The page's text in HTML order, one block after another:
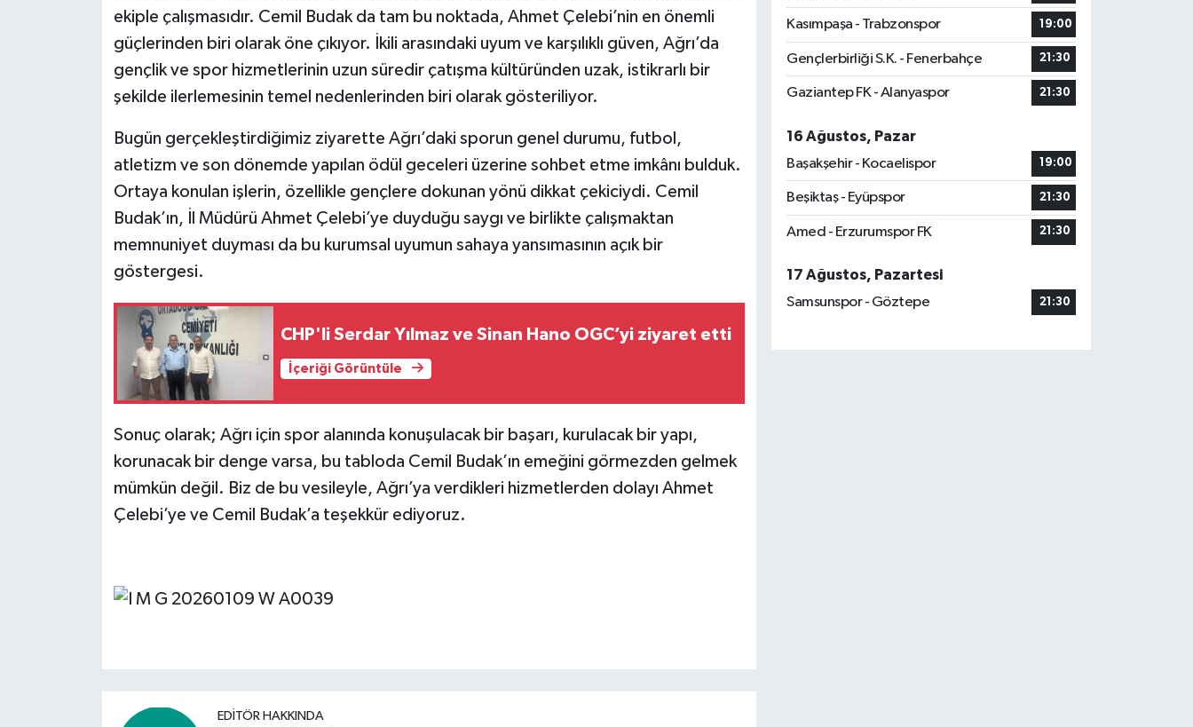
ekiple çalışmasıdır. Cemil Budak da tam bu noktada, Ahmet Çelebi’nin en önemli
güçlerinden biri olarak öne çıkıyor. İkili arasındaki uyum ve karşılıklı güven, Ağrı’da
gençlik ve spor hizmetlerinin uzun süredir çatışma kültüründen uzak, istikrarlı bir
şekilde ilerlemesinin temel nedenlerinden biri olarak gösteriliyor.
Bugün gerçekleştirdiğimiz ziyarette Ağrı’daki sporun genel durumu, futbol,
atletizm ve son dönemde yapılan ödül geceleri üzerine sohbet etme imkânı bulduk.
Ortaya konulan işlerin, özellikle gençlere dokunan yönü dikkat çekiciydi. Cemil
Budak’ın, İl Müdürü Ahmet Çelebi’ye duyduğu saygı ve birlikte çalışmaktan
memnuniyet duyması da bu kurumsal uyumun sahaya yansımasının açık bir
göstergesi.
CHP'li Serdar Yılmaz ve Sinan Hano OGC’yi ziyaret etti
İçeriği Görüntüle
Sonuç olarak; Ağrı için spor alanında konuşulacak bir başarı, kurulacak bir yapı,
korunacak bir denge varsa, bu tabloda Cemil Budak’ın emeğini görmezden gelmek
mümkün değil. Biz de bu vesileyle, Ağrı’ya verdikleri hizmetlerden dolayı Ahmet
Çelebi’ye ve Cemil Budak’a teşekkür ediyoruz.
EDITÖR HAKKINDA
Kasımpaşa - Trabzonspor 19:00
Gençlerbirliği S.K. - Fenerbahçe 21:30
Gaziantep FK - Alanyaspor 21:30
16 Ağustos, Pazar
Başakşehir - Kocaelispor
19:00
Beşiktaş - Eyüpspor 21:30
Amed - Erzurumspor FK 21:30
17 Ağustos, Pazartesi
Samsunspor - Göztepe
21:30